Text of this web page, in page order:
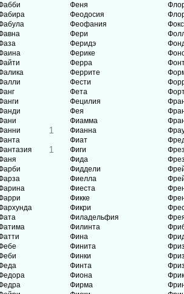
1
1
Феня
Феодосия
Феофания
Фери
Феридэ
Ферике
Ферра
Феррите
Фести
Фета
Фецилия
Фея
Фиамма
Фианна
Фиат
Фиги
Фида
Фиддели
Фиелла
Фиеста
Фикке
Фикри
Филадельфия
Филинта
Фина
Финита
Финки
Финта
Фиона
Фирма